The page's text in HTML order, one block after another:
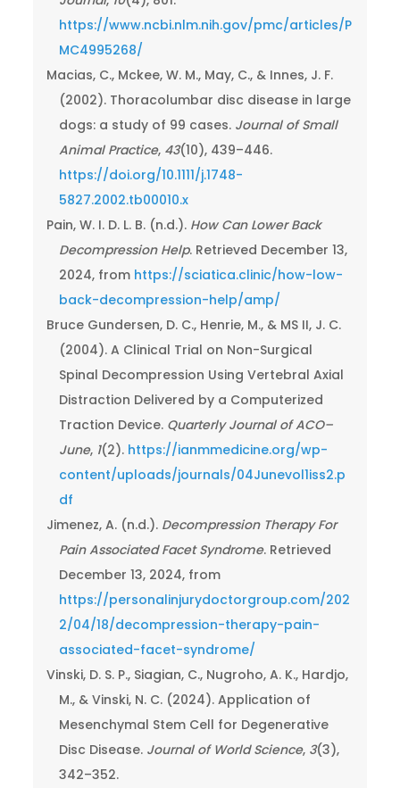
https://www.ncbi.nlm.nih.gov/pmc/articles/P
MC4995268/
Macias, C., Mckee, W. M., May, C., & Innes, J. F.
(2002). Thoracolumbar disc disease in large
dogs: a study of 99 cases. Journal of Small
Animal Practice, 43(10), 439–446.
https://doi.org/10.1111/j.1748-
5827.2002.tb00010.x
Pain, W. I. D. L. B. (n.d.). How Can Lower Back
Decompression Help. Retrieved December 13,
2024, from https://sciatica.clinic/how-low-
back-decompression-help/amp/
Bruce Gundersen, D. C., Henrie, M., & MS II, J. C.
(2004). A Clinical Trial on Non-Surgical
Spinal Decompression Using Vertebral Axial
Distraction Delivered by a Computerized
Traction Device. Quarterly Journal of ACO–
June, 1(2). https://ianmmedicine.org/wp-
content/uploads/journals/04Junevol1iss2.p
df
Jimenez, A. (n.d.). Decompression Therapy For
Pain Associated Facet Syndrome. Retrieved
December 13, 2024, from
https://personalinjurydoctorgroup.com/202
2/04/18/decompression-therapy-pain-
associated-facet-syndrome/
Vinski, D. S. P., Siagian, C., Nugroho, A. K., Hardjo,
M., & Vinski, N. C. (2024). Application of
Mesenchymal Stem Cell for Degenerative
Disc Disease. Journal of World Science, 3(3),
342–352.